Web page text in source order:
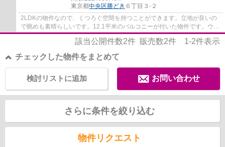
東京都中央区勝どき ６丁目３-２
2LDKの物件なので、くつろぐ空間を持つことができます。立地が良いの
で眺めも素晴らしいです。12.1平米のバルコニーが付いた物件です。ウォ
ークインクローゼットに収納できる服の数は...
該当公開件数2件 販売数2件 1-2件表示
チェックした物件をまとめて
お問い合わせ
検討リストに追加
さらに条件を絞り込む
物件リクエスト